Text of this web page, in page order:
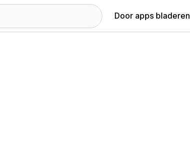
Door apps bladeren